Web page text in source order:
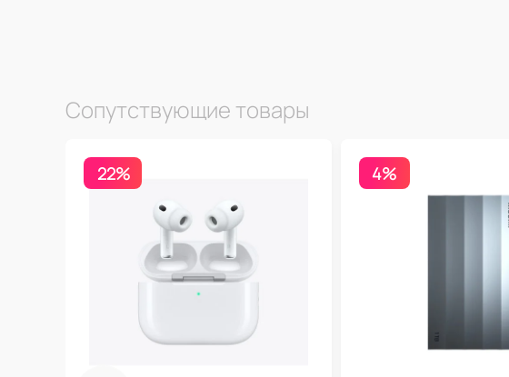
Сопутствующие товары
22% 4%